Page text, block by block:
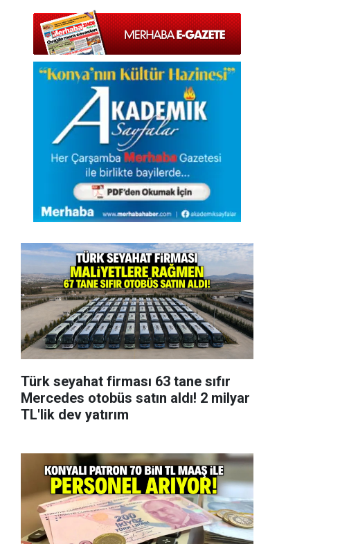
Türk seyahat firması 63 tane sıfır
Mercedes otobüs satın aldı! 2 milyar
TL'lik dev yatırım